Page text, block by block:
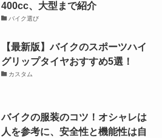
400cc、大型まで紹介
バイク選び
【最新版】バイクのスポーツハイ
グリップタイヤおすすめ5選！
カスタム
バイクの服装のコツ！オシャレは
人を参考に、安全性と機能性は自